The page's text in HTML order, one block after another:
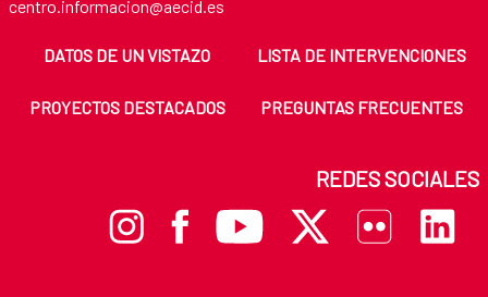
centro.informacion@aecid.es
DATOS DE UN VISTAZO LISTA DE INTERVENCIONES
PROYECTOS DESTACADOS PREGUNTAS FRECUENTES
REDES SOCIALES